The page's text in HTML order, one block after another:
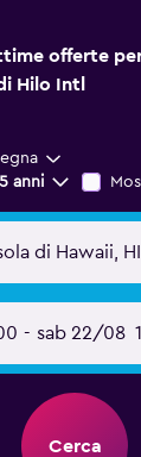
offerte
Hilo Intl
anni
- sab 22/08
Cerca